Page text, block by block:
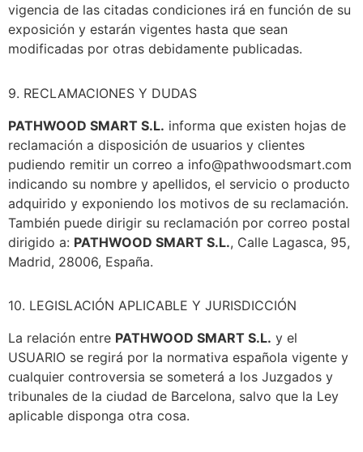
vigencia de las citadas condiciones irá en función de su
exposición y estarán vigentes hasta que sean
modificadas por otras debidamente publicadas.
9. RECLAMACIONES Y DUDAS
PATHWOOD SMART S.L. informa que existen hojas de
reclamación a disposición de usuarios y clientes
pudiendo remitir un correo a info@pathwoodsmart.com
indicando su nombre y apellidos, el servicio o producto
adquirido y exponiendo los motivos de su reclamación.
También puede dirigir su reclamación por correo postal
dirigido a: PATHWOOD SMART S.L., Calle Lagasca, 95,
Madrid, 28006, España.
10. LEGISLACIÓN APLICABLE Y JURISDICCIÓN
La relación entre PATHWOOD SMART S.L. y el
USUARIO se regirá por la normativa española vigente y
cualquier controversia se someterá a los Juzgados y
tribunales de la ciudad de Barcelona, salvo que la Ley
aplicable disponga otra cosa.